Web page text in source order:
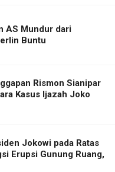
AS Mundur dari
Buntu
Rismon Sianipar
Kasus Ijazah Joko
Jokowi pada Ratas
Erupsi Gunung Ruang,